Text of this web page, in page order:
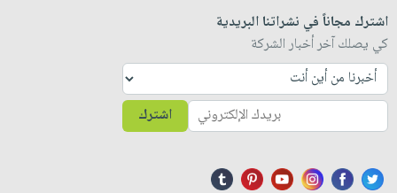
اشترك مجاناً في نشراتنا البريدية
كي يصلك آخر أخبار الشركة
اشترك